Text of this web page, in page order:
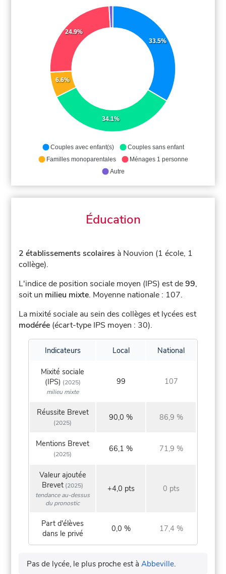
33.5%
34.1%
6.6%
24.9%
Couples avec enfant(s)
Couples sans enfant
Familles monoparentales
Ménages 1 personne
Autre
Éducation
2 établissements scolaires à Nouvion (1 école, 1
collège).
L'indice de position sociale moyen (IPS) est de99,
soit un milieu mixte. Moyenne nationale : 107.
La mixité sociale au sein des collèges et lycées est
modérée (écart-type IPS moyen : 30).
Indicateurs Local National
Mixité sociale
(IPS) (2025)
milieu mixte
99 107
Réussite Brevet
(2025)
90,0 % 86,9 %
Mentions Brevet
(2025)
66,1 % 71,9 %
Valeur ajoutée
Brevet (2025)
tendance au-dessus
du pronostic
+4,0 pts 0 pts
Part d'élèves
dans le privé
0,0 % 17,4 %
Pas de lycée, le plus proche est àAbbeville.